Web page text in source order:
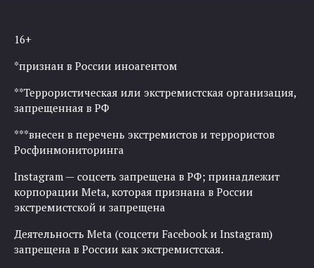
16+
*признан в России иноагентом
**Террористическая или экстремистская организация,
запрещенная в РФ
***внесен в перечень экстремистов и террористов
Росфинмониторинга
Instagram — соцсеть запрещена в РФ; принадлежит
корпорации Meta, которая признана в России
экстремистской и запрещена
Деятельность Meta (соцсети Facebook и Instagram)
запрещена в России как экстремистская.